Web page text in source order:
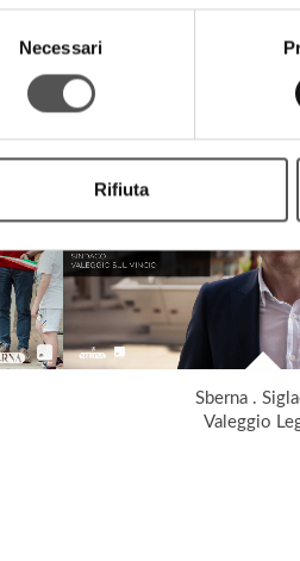
Necessari
Rifiuta
Sberna .
Valeggio